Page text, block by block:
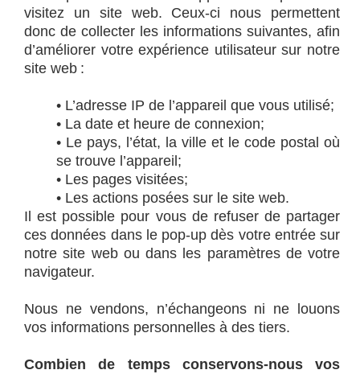
visitez un site web. Ceux-ci nous permettent
donc de collecter les informations suivantes, afin
d’améliorer votre expérience utilisateur sur notre
site web :
• L’adresse IP de l’appareil que vous utilisé;
• La date et heure de connexion;
• Le pays, l’état, la ville et le code postal où
se trouve l’appareil;
• Les pages visitées;
• Les actions posées sur le site web.
Il est possible pour vous de refuser de partager
ces données dans le pop-up dès votre entrée sur
notre site web ou dans les paramètres de votre
navigateur.
Nous ne vendons, n’échangeons ni ne louons
vos informations personnelles à des tiers.
Combien de temps conservons-nous vos